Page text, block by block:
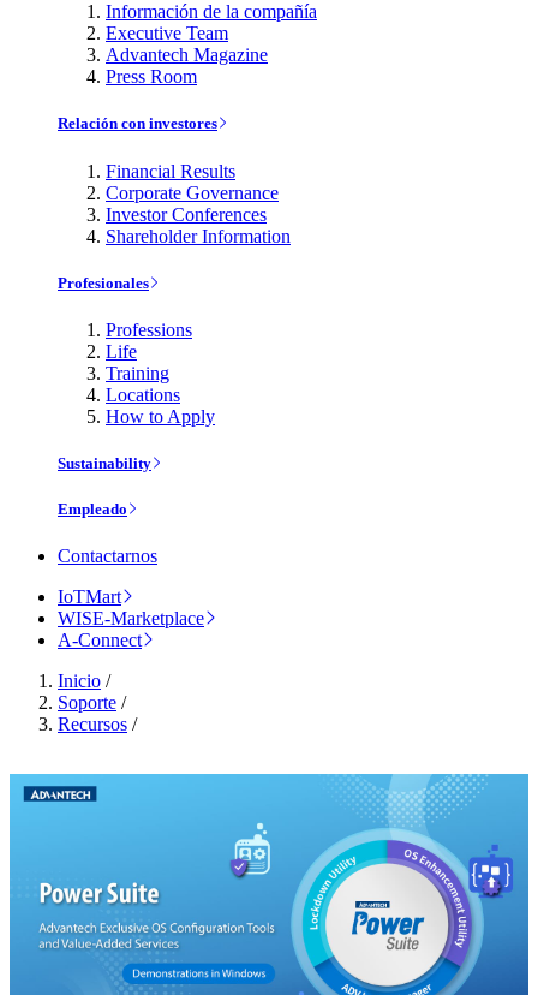
Información de la compañía
Executive Team
Advantech Magazine
Press Room
Relación con investores
Financial Results
Corporate Governance
Investor Conferences
Shareholder Information
Profesionales
Professions
Life
Training
Locations
How to Apply
Sustainability
Empleado
Contactarnos
IoTMart
WISE-Marketplace
A-Connect
Inicio /
Soporte /
Recursos /